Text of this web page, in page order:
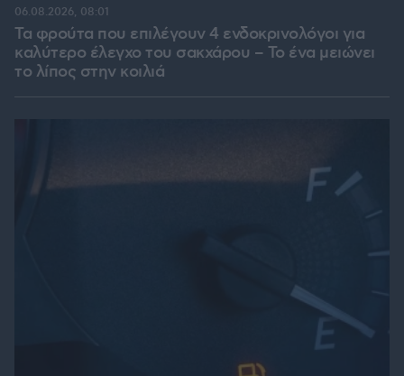
Τα φρούτα που επιλέγουν 4 ενδοκρινολόγοι για
καλύτερο έλεγχο του σακχάρου – Το ένα μειώνει
το λίπος στην κοιλιά
06.08.2026, 08:01